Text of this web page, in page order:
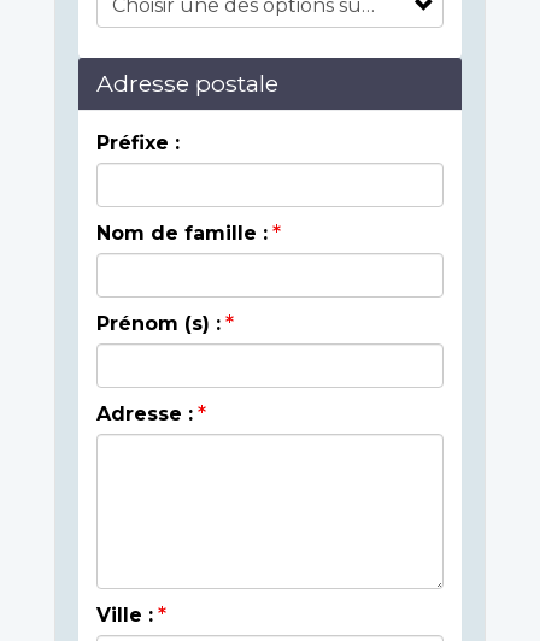
Adresse postale
Préfixe :
Nom de famille :
Prénom (s) :
Adresse :
Ville :